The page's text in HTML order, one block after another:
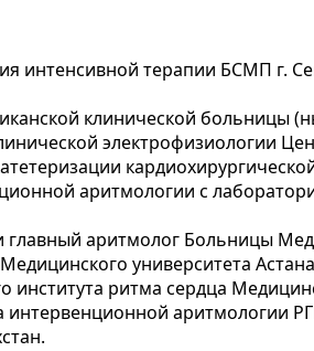
интенсивной терапии БСМП г.
клинической больницы
электрофизиологии
аритмологии с
аритмолог Больницы
университета
института ритма сердца
интервенционной аритмологии